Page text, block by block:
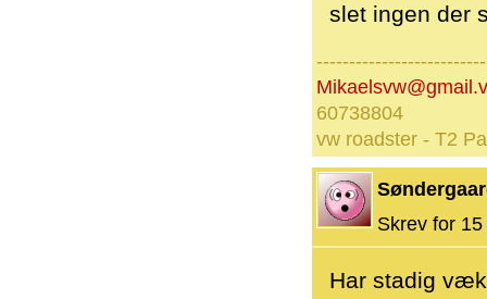
slet ingen der
60738804
vw roadster - T2
Skrev for
Har stadig